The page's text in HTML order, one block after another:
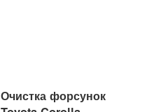
Очистка форсунок